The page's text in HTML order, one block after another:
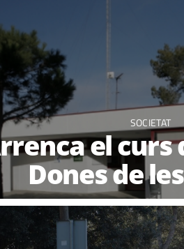
SOCIETAT
el curs
Dones de